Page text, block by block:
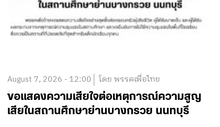
August 7, 2026 - 12:00 โดย พรรคเพื่อไทย
ขอแสดงความเสียใจต่อเหตุการณ์ความสูญ
เสียในสถานศึกษาย่านบางกรวย นนทบุรี